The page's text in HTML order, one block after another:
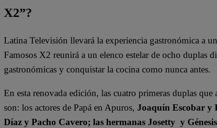
X2”?
Latina Televisión llevará la experiencia gastronómica a
Famosos X2 reunirá a un elenco estelar de ocho duplas
gastronómicas y conquistar la cocina como nunca antes.
En esta renovada edición, las cuatro primeras duplas
son: los actores de Papá en Apuros, Joaquín Escobar y
Díaz y Pacho Cavero; las hermanas Josetty y